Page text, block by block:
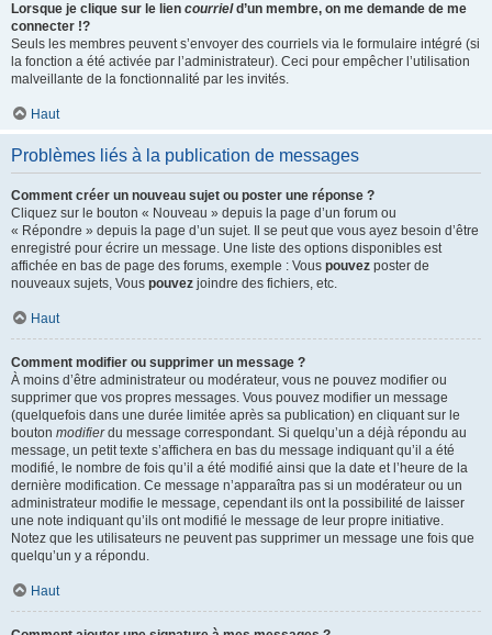
Lorsque je clique sur le lien courrield’un membre, on me demande de me
connecter !?
Seuls les membres peuvent s’envoyer des courriels via le formulaire intégré (si
la fonction a été activée par l’administrateur). Ceci pour empêcher l’utilisation
malveillante de la fonctionnalité par les invités.
Haut
Problèmes liés à la publication de messages
Comment créer un nouveau sujet ou poster une réponse ?
Cliquez sur le bouton « Nouveau » depuis la page d’un forum ou
« Répondre » depuis la page d’un sujet. Il se peut que vous ayez besoin d’être
enregistré pour écrire un message. Une liste des options disponibles est
affichée en bas de page des forums, exemple : Vous pouvez poster de
nouveaux sujets, Vous pouvez joindre des fichiers, etc.
Haut
Comment modifier ou supprimer un message ?
À moins d’être administrateur ou modérateur, vous ne pouvez modifier ou
supprimer que vos propres messages. Vous pouvez modifier un message
(quelquefois dans une durée limitée après sa publication) en cliquant sur le
bouton modifierdu message correspondant. Si quelqu’un a déjà répondu au
message, un petit texte s’affichera en bas du message indiquant qu’il a été
modifié, le nombre de fois qu’il a été modifié ainsi que la date et l’heure de la
dernière modification. Ce message n’apparaîtra pas si un modérateur ou un
administrateur modifie le message, cependant ils ont la possibilité de laisser
une note indiquant qu’ils ont modifié le message de leur propre initiative.
Notez que les utilisateurs ne peuvent pas supprimer un message une fois que
quelqu’un y a répondu.
Haut